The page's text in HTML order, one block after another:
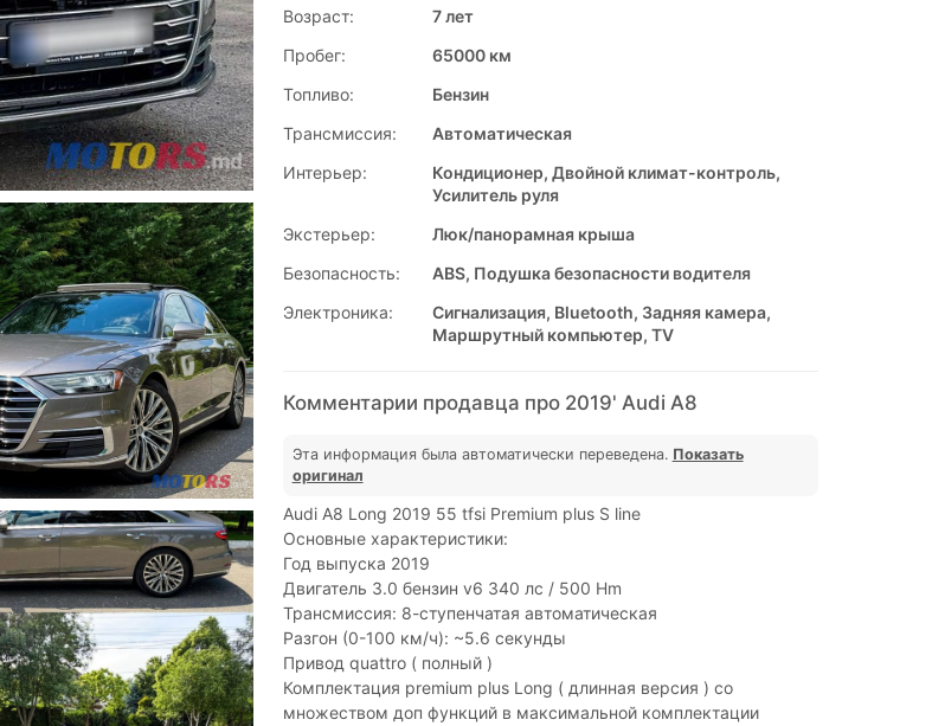
Возраст:
7 лет
Пробег:
65000 км
Топливо:
Бензин
Трансмиссия:
Автоматическая
Интерьер:
Кондиционер, Двойной климат-контроль,
Усилитель руля
Экстерьер:
Люк/панорамная крыша
Безопасность:
ABS, Подушка безопасности водителя
Электроника:
Сигнализация, Bluetooth, Задняя камера,
Маршрутный компьютер, TV
Комментарии продавца про 2019' Audi A8
Эта информация была автоматически переведена. Показать
оригинал
Audi A8 Long 2019 55 tfsi Premium plus S line
Основные характеристики:
Год выпуска 2019
Двигатель 3.0 бензин v6 340 лс / 500 Hm
Трансмиссия: 8-ступенчатая автоматическая
Разгон (0-100 км/ч): ~5.6 секунды
Привод quattro ( полный )
Комплектация premium plus Long ( длинная версия ) со
множеством доп функций в максимальной комплектации